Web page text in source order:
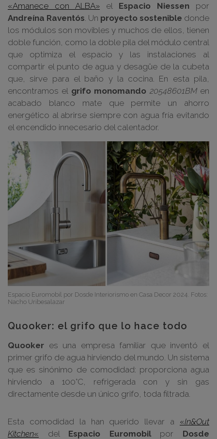
«Amanece con ALBA» el Espacio Niessen por
Andreína Raventós . Un proyecto sostenible donde
los módulos son movibles y muchos de ellos, tienen
doble función, como la doble pila del módulo central
que optimiza el espacio y las instalaciones al
compartir el punto de agua y desagüe de la cubeta
que, sirve para el baño y la cocina. En esta pila,
encontramos el grifo monomando 20548601BMen
acabado blanco mate que permite un ahorro
energético al abrirse siempre con agua fría evitando
el encendido innecesario del calentador.
Espacio Euromobil por Dosde Interiorismo en Casa Decor 2024. Fotos:
Nacho Uribesalazar
Quooker: el grifo que lo hace todo
Quooker es una empresa familiar que inventó el
primer grifo de agua hirviendo del mundo. Un sistema
que es sinónimo de comodidad: proporciona agua
hirviendo a 100°C, refrigerada con y sin gas
directamente desde un único grifo, toda filtrada.
Esta comodidad la han querido llevar a «In&Out
Kitchen« del Espacio Euromobilpor Dosde